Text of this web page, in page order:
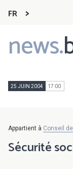
FR
news.
Main
navigation
25 JUIN 2004 17:00
Appartient à Conseil
Sécurité